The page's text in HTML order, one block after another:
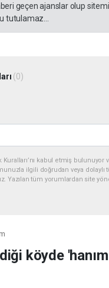
geçen ajanslar olup
tutulamaz...
(0)
kabul etmiş
ilgili doğrudan veya
Yazılan tüm yorumlardan site
köyde